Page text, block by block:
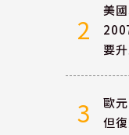
2
美
要
3
歐
但